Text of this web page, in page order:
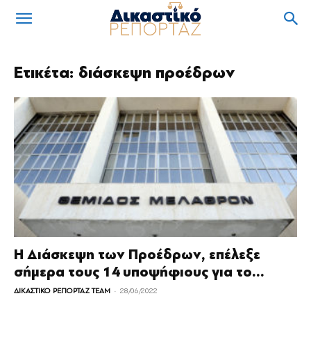
Ετικέτα: διάσκεψη προέδρων
Η Διάσκεψη των Προέδρων, επέλεξε
σήμερα τους 14 υποψήφιους για το...
ΔΙΚΑΣΤΙΚΟ ΡΕΠΟΡΤΑΖ TEAM - 28/06/2022